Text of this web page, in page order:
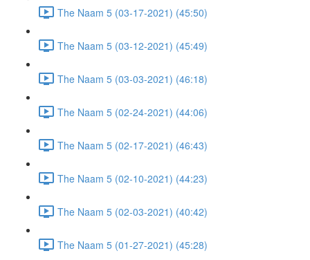
The Naam 5 (03-17-2021) (45:50)
The Naam 5 (03-12-2021) (45:49)
The Naam 5 (03-03-2021) (46:18)
The Naam 5 (02-24-2021) (44:06)
The Naam 5 (02-17-2021) (46:43)
The Naam 5 (02-10-2021) (44:23)
The Naam 5 (02-03-2021) (40:42)
The Naam 5 (01-27-2021) (45:28)